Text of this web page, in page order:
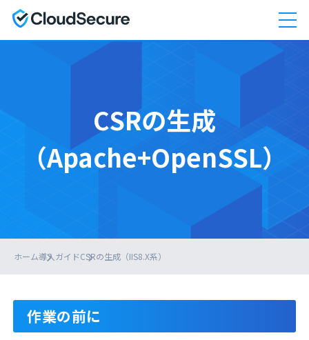
CSRの生成
（Apache+OpenSSL）
ホーム導入ガイドCSRの生成（IIS8.X系）
作業の前に